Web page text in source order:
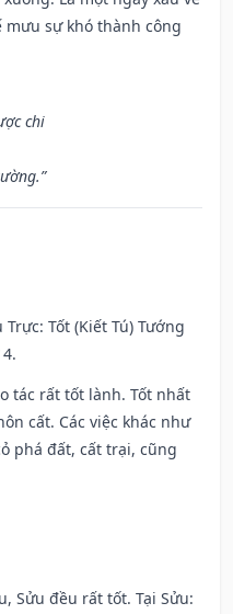
sự khó thành công
chi
Tốt (Kiết Tú) Tướng
tác rất tốt lành. Tốt nhất
cất. Các việc khác như
phá đất, cất trại, cũng
Sửu đều rất tốt. Tại Sửu: